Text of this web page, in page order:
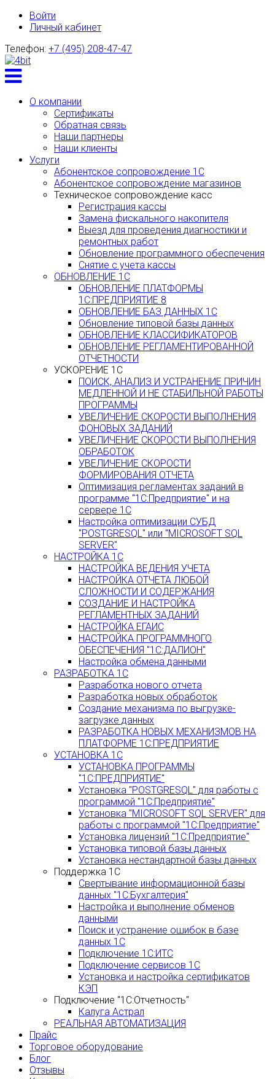
Войти
Личный кабинет
Телефон: +7 (495) 208-47-47
Toggle
menu
О компании
Сертификаты
Обратная связь
Наши партнеры
Наши клиенты
Услуги
Абонентское сопровождение 1С
Абонентское сопровождение магазинов
Техническое сопровождение касс
Регистрация кассы
Замена фискального накопителя
Выезд для проведения диагностики и
ремонтных работ
Обновление программного обеспечения
Снятие с учета кассы
ОБНОВЛЕНИЕ 1С
ОБНОВЛЕНИЕ ПЛАТФОРМЫ
1С:ПРЕДПРИЯТИЕ 8
ОБНОВЛЕНИЕ БАЗ ДАННЫХ 1С
Обновление типовой базы данных
ОБНОВЛЕНИЕ КЛАССИФИКАТОРОВ
ОБНОВЛЕНИЕ РЕГЛАМЕНТИРОВАННОЙ
ОТЧЕТНОСТИ
УСКОРЕНИЕ 1С
ПОИСК, АНАЛИЗ И УСТРАНЕНИЕ ПРИЧИН
МЕДЛЕННОЙ И НЕ СТАБИЛЬНОЙ РАБОТЫ
ПРОГРАММЫ
УВЕЛИЧЕНИЕ СКОРОСТИ ВЫПОЛНЕНИЯ
ФОНОВЫХ ЗАДАНИЙ
УВЕЛИЧЕНИЕ СКОРОСТИ ВЫПОЛНЕНИЯ
ОБРАБОТОК
УВЕЛИЧЕНИЕ СКОРОСТИ
ФОРМИРОВАНИЯ ОТЧЕТА
Оптимизация регламентах заданий в
программе "1С:Предприятие" и на
сервере 1С
Настройка оптимизации СУБД
"POSTGRESQL" или "MICROSOFT SQL
SERVER"
НАСТРОЙКА 1С
НАСТРОЙКА ВЕДЕНИЯ УЧЕТА
НАСТРОЙКА ОТЧЕТА ЛЮБОЙ
СЛОЖНОСТИ И СОДЕРЖАНИЯ
СОЗДАНИЕ И НАСТРОЙКА
РЕГЛАМЕНТНЫХ ЗАДАНИЙ
НАСТРОЙКА ЕГАИС
НАСТРОЙКА ПРОГРАММНОГО
ОБЕСПЕЧЕНИЯ "1С:ДАЛИОН"
Настройка обмена данными
РАЗРАБОТКА 1С
Разработка нового отчета
Разработка новых обработок
Создание механизма по выгрузке-
загрузке данных
РАЗРАБОТКА НОВЫХ МЕХАНИЗМОВ НА
ПЛАТФОРМЕ 1С:ПРЕДПРИЯТИЕ
УСТАНОВКА 1С
УСТАНОВКА ПРОГРАММЫ
"1С:ПРЕДПРИЯТИЕ"
Установка "POSTGRESQL" для работы с
программой "1С:Предприятие"
Установка "MICROSOFT SQL SERVER" для
работы с программой "1С:Предприятие"
Установка лицензий "1С:Предприятие"
Установка типовой базы данных
Установка нестандартной базы данных
Поддержка 1С
Свертывание информационной базы
данных "1С:Бухгалтерия"
Настройка и выполнение обменов
данными
Поиск и устранение ошибок в базе
данных 1С
Подключение 1С:ИТС
Подключение сервисов 1С
Установка и настройка сертификатов
КЭП
Подключение "1С:Отчетность"
Калуга Астрал
РЕАЛЬНАЯ АВТОМАТИЗАЦИЯ
Прайс
Торговое оборудование
Блог
Отзывы